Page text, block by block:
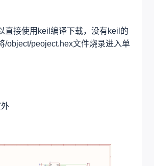
直接使用keil编译下载，没有keil的
/object/peoject.hex文件烧录进入单